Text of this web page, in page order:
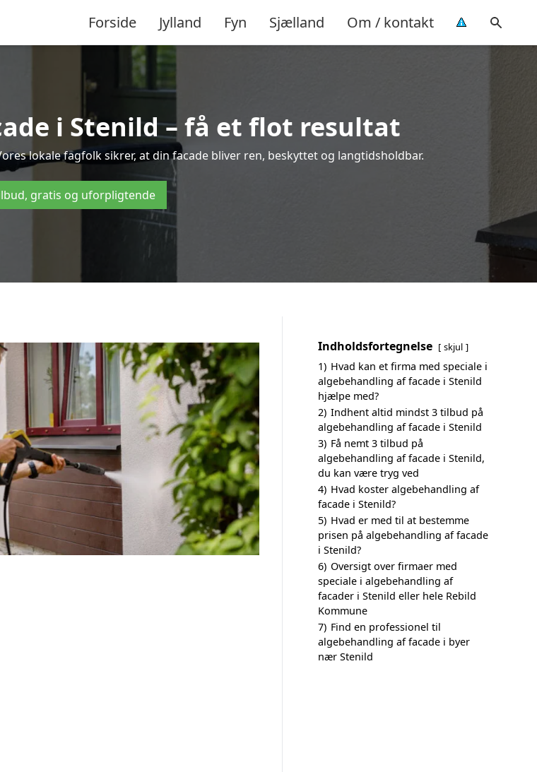
Forside Jylland Fyn Sjælland Om / kontakt
i Stenild – få et flot resultat
lokale fagfolk sikrer, at din facade bliver ren, beskyttet og langtidsholdbar.
gratis og uforpligtende
Indholdsfortegnelse skjul
1) Hvad kan et firma med speciale i
algebehandling af facade i Stenild
hjælpe med?
2) Indhent altid mindst 3 tilbud på
algebehandling af facade i Stenild
3) Få nemt 3 tilbud på
algebehandling af facade i Stenild,
du kan være tryg ved
4) Hvad koster algebehandling af
facade i Stenild?
5) Hvad er med til at bestemme
prisen på algebehandling af facade
i Stenild?
6) Oversigt over firmaer med
speciale i algebehandling af
facader i Stenild eller hele Rebild
Kommune
7) Find en professionel til
algebehandling af facade i byer
nær Stenild